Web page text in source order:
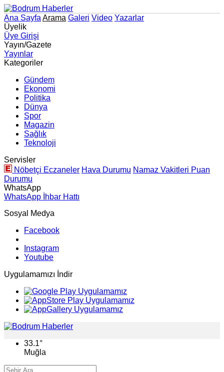
Ana Sayfa Arama Galeri Video Yazarlar
Üyelik
Üye Girişi
Yayın/Gazete
Yayınlar
Kategoriler
Gündem
Ekonomi
Politika
Dünya
Spor
Magazin
Sağlık
Teknoloji
Servisler
Nöbetçi Eczaneler Hava Durumu Namaz Vakitleri Puan
Durumu
WhatsApp
WhatsApp İhbar Hattı
Sosyal Medya
Facebook
Instagram
Youtube
Uygulamamızı İndir
33.1°
Muğla